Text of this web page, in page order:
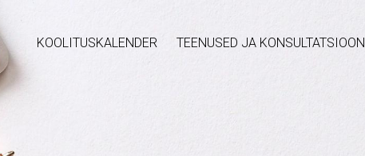
KOOLITUSKALENDER TEENUSED JA KONSULTATSIOON